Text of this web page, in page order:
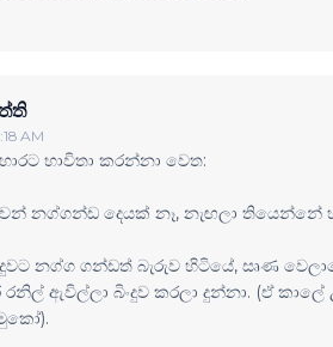
AM
භාවිතා කරන්නා වෙත:
නග්ගන්ඩ දෙයක් නෑ, නැඟලා තියෙන්නේ
නග්ග ගන්ඩත් බැරුව හිටියේ, සෘණ
රනිල් ඇවිල්ලා බිංදුව කරලා දුන්නා. (ඒ